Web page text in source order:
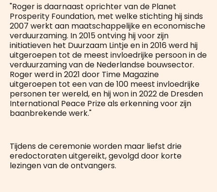
"Roger is daarnaast oprichter van de Planet
Prosperity Foundation, met welke stichting hij sinds
2007 werkt aan maatschappelijke en economische
verduurzaming. In 2015 ontving hij voor zijn
initiatieven het Duurzaam Lintje en in 2016 werd hij
uitgeroepen tot de meest invloedrijke persoon in de
verduurzaming van de Nederlandse bouwsector.
Roger werd in 2021 door Time Magazine
uitgeroepen tot een van de 100 meest invloedrijke
personen ter wereld, en hij won in 2022 de Dresden
International Peace Prize als erkenning voor zijn
baanbrekende werk."
Tijdens de ceremonie worden maar liefst drie
eredoctoraten uitgereikt, gevolgd door korte
lezingen van de ontvangers.